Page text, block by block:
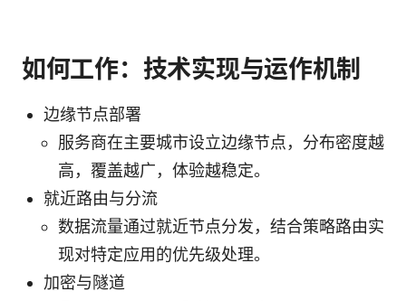
如何工作：技术实现与运作机制
边缘节点部署
服务商在主要城市设立边缘节点，分布密度越
高，覆盖越广，体验越稳定。
就近路由与分流
数据流量通过就近节点分发，结合策略路由实
现对特定应用的优先级处理。
加密与隧道